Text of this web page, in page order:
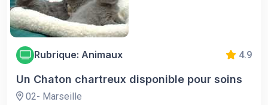
Rubrique: Animaux 4.9
Un Chaton chartreux disponible pour soins
02- Marseille